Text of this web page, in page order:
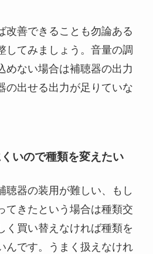
改善できることも勿論ある
してみましょう。音量の調
めない場合は補聴器の出力
の出せる出力が足りていな
いので種類を変えたい
聴器の装用が難しい、もし
てきたという場合は種類交
く買い替えなければ種類を
んです。うまく扱えなけれ